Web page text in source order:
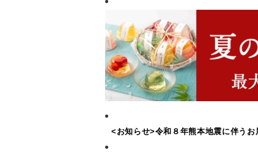
<お知らせ>令和８年熊本地震に伴う